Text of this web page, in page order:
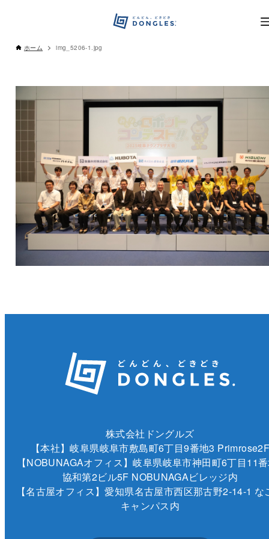
ホーム img_5206-1.jpg
株式会社ドングルズ
【本社】岐阜県岐阜市敷島町6丁目9番地3
【NOBUNAGAオフィス】岐阜県岐阜市神田町6丁目11
協和第2ビル5F NOBUNAGAビレッジ内
【名古屋オフィス】愛知県名古屋市西区那古野2-14-1 な
キャンパス内